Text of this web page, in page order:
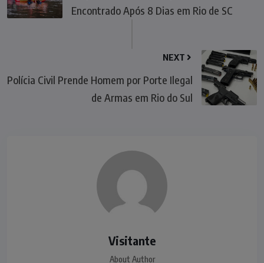
Encontrado Após 8 Dias em Rio de SC
NEXT
Polícia Civil Prende Homem por Porte Ilegal
de Armas em Rio do Sul
Visitante
About Author